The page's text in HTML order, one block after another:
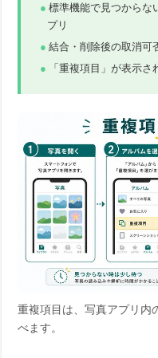
標準機能で見つからな
プリ
結合・削除後の取消可
「重複項目」が表示
重複項目は、写真アプリ内
べます。